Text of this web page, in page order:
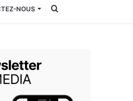
NOUS Rechercher